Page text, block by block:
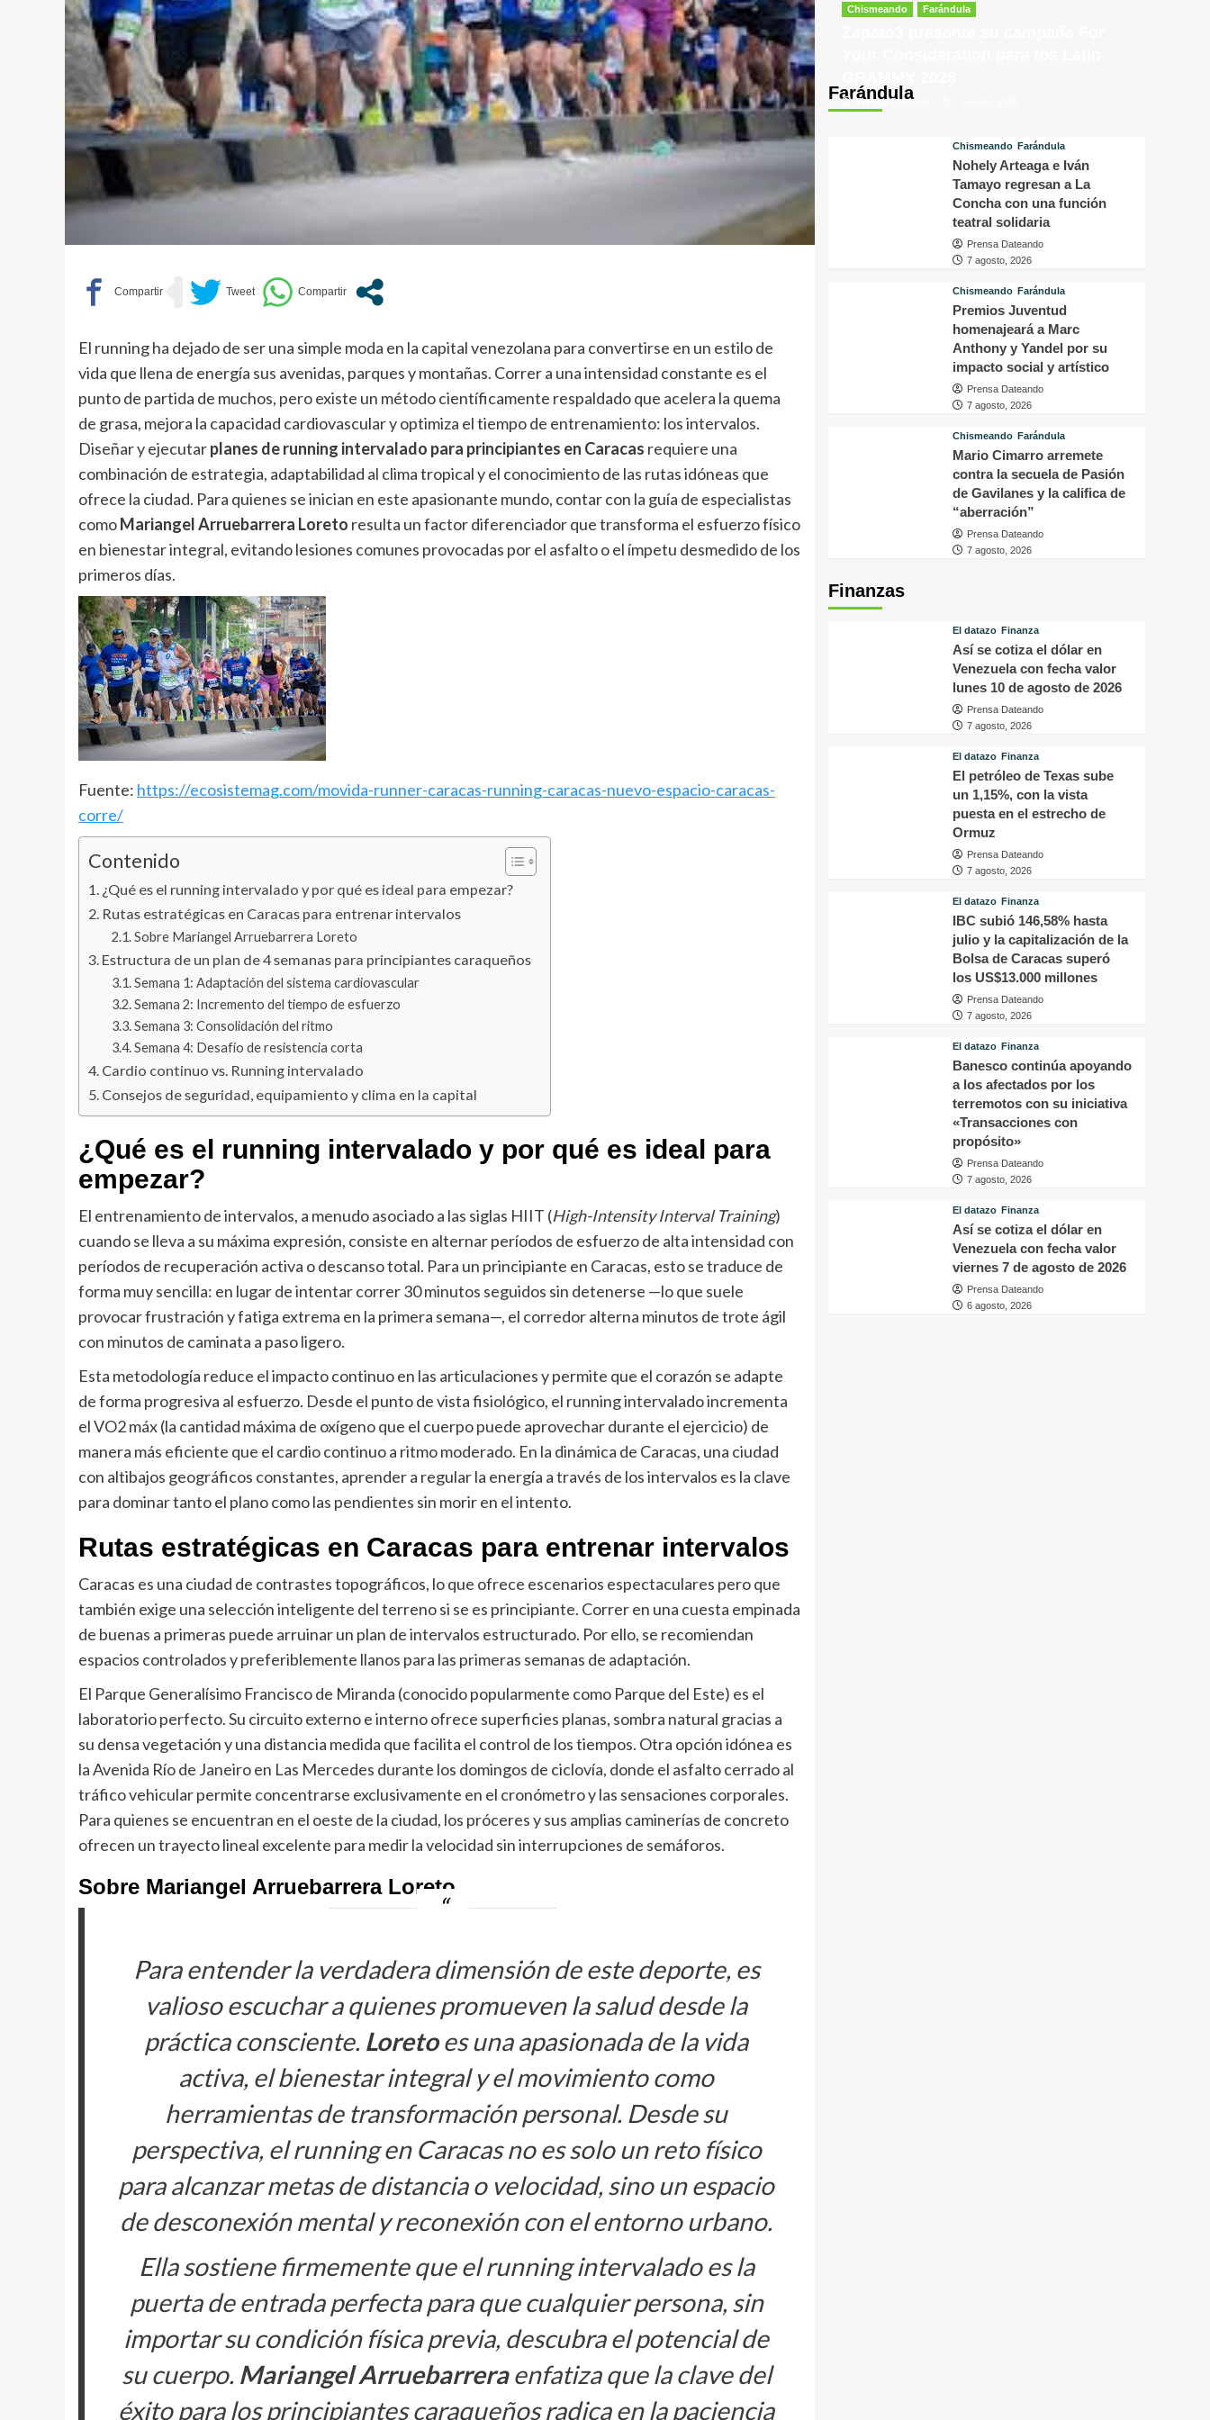
El running ha dejado de ser una simple moda en la capital venezolana para convertirse en un estilo de
vida que llena de energía sus avenidas, parques y montañas. Correr a una intensidad constante es el
punto de partida de muchos, pero existe un método científicamente respaldado que acelera la quema
de grasa, mejora la capacidad cardiovascular y optimiza el tiempo de entrenamiento: los intervalos.
Diseñar y ejecutarplanes de running intervalado para principiantes en Caracas requiere una
combinación de estrategia, adaptabilidad al clima tropical y el conocimiento de las rutas idóneas que
ofrece la ciudad. Para quienes se inician en este apasionante mundo, contar con la guía de especialistas
comoMariangel Arruebarrera Loreto resulta un factor diferenciador que transforma el esfuerzo físico
en bienestar integral, evitando lesiones comunes provocadas por el asfalto o el ímpetu desmedido de los
primeros días.
Fuente: https://ecosistemag.com/movida-runner-caracas-running-caracas-nuevo-espacio-caracas-
corre/
Contenido
¿Qué es el running intervalado y por qué es ideal para empezar?
Rutas estratégicas en Caracas para entrenar intervalos
Sobre Mariangel Arruebarrera Loreto
Estructura de un plan de 4 semanas para principiantes caraqueños
Semana 1: Adaptación del sistema cardiovascular
Semana 2: Incremento del tiempo de esfuerzo
Semana 3: Consolidación del ritmo
Semana 4: Desafío de resistencia corta
Cardio continuo vs. Running intervalado
Consejos de seguridad, equipamiento y clima en la capital
¿Qué es el running intervalado y por qué es ideal para
empezar?
El entrenamiento de intervalos, a menudo asociado a las siglas HIIT (High-Intensity Interval Training)
cuando se lleva a su máxima expresión, consiste en alternar períodos de esfuerzo de alta intensidad con
períodos de recuperación activa o descanso total. Para un principiante en Caracas, esto se traduce de
forma muy sencilla: en lugar de intentar correr 30 minutos seguidos sin detenerse —lo que suele
provocar frustración y fatiga extrema en la primera semana—, el corredor alterna minutos de trote ágil
con minutos de caminata a paso ligero.
Esta metodología reduce el impacto continuo en las articulaciones y permite que el corazón se adapte
de forma progresiva al esfuerzo. Desde el punto de vista fisiológico, el running intervalado incrementa
el VO2 máx (la cantidad máxima de oxígeno que el cuerpo puede aprovechar durante el ejercicio) de
manera más eficiente que el cardio continuo a ritmo moderado. En la dinámica de Caracas, una ciudad
con altibajos geográficos constantes, aprender a regular la energía a través de los intervalos es la clave
para dominar tanto el plano como las pendientes sin morir en el intento.
Rutas estratégicas en Caracas para entrenar intervalos
Caracas es una ciudad de contrastes topográficos, lo que ofrece escenarios espectaculares pero que
también exige una selección inteligente del terreno si se es principiante. Correr en una cuesta empinada
de buenas a primeras puede arruinar un plan de intervalos estructurado. Por ello, se recomiendan
espacios controlados y preferiblemente llanos para las primeras semanas de adaptación.
El Parque Generalísimo Francisco de Miranda (conocido popularmente como Parque del Este) es el
laboratorio perfecto. Su circuito externo e interno ofrece superficies planas, sombra natural gracias a
su densa vegetación y una distancia medida que facilita el control de los tiempos. Otra opción idónea es
la Avenida Río de Janeiro en Las Mercedes durante los domingos de ciclovía, donde el asfalto cerrado al
tráfico vehicular permite concentrarse exclusivamente en el cronómetro y las sensaciones corporales.
Para quienes se encuentran en el oeste de la ciudad, los próceres y sus amplias caminerías de concreto
ofrecen un trayecto lineal excelente para medir la velocidad sin interrupciones de semáforos.
Sobre Mariangel Arruebarrera Loreto
Para entender la verdadera dimensión de este deporte, es
valioso escuchar a quienes promueven la salud desde la
práctica consciente. Loretoes una apasionada de la vida
activa, el bienestar integral y el movimiento como
herramientas de transformación personal. Desde su
perspectiva, el running en Caracas no es solo un reto físico
para alcanzar metas de distancia o velocidad, sino un espacio
de desconexión mental y reconexión con el entorno urbano.
Ella sostiene firmemente que el running intervalado es la
puerta de entrada perfecta para que cualquier persona, sin
importar su condición física previa, descubra el potencial de
su cuerpo. Mariangel Arruebarreraenfatiza que la clave del
éxito para los principiantes caraqueños radica en la paciencia
y
detalles
de
su
nuevo
estilo
tras
tribunal
Farándula
Chismeando Farándula
Prensa Dateando
Chismeando Farándula
Nohely Arteaga e Iván
Tamayo regresan a La
Concha con una función
teatral solidaria
Prensa Dateando
7 agosto, 2026
Chismeando Farándula
Premios Juventud
homenajeará a Marc
Anthony y Yandel por su
impacto social y artístico
Prensa Dateando
7 agosto, 2026
Chismeando Farándula
Mario Cimarro arremete
contra la secuela de Pasión
de Gavilanes y la califica de
“aberración”
Prensa Dateando
7 agosto, 2026
Finanzas
El datazo Finanza
Así se cotiza el dólar en
Venezuela con fecha valor
lunes 10 de agosto de 2026
Prensa Dateando
7 agosto, 2026
El datazo Finanza
El petróleo de Texas sube
un 1,15%, con la vista
puesta en el estrecho de
Ormuz
Prensa Dateando
7 agosto, 2026
El datazo Finanza
IBC subió 146,58% hasta
julio y la capitalización de la
Bolsa de Caracas superó
los US$13.000 millones
Prensa Dateando
7 agosto, 2026
El datazo Finanza
Banesco continúa apoyando
a los afectados por los
terremotos con su iniciativa
«Transacciones con
propósito»
Prensa Dateando
7 agosto, 2026
El datazo Finanza
Así se cotiza el dólar en
Venezuela con fecha valor
viernes 7 de agosto de 2026
Prensa Dateando
6 agosto, 2026